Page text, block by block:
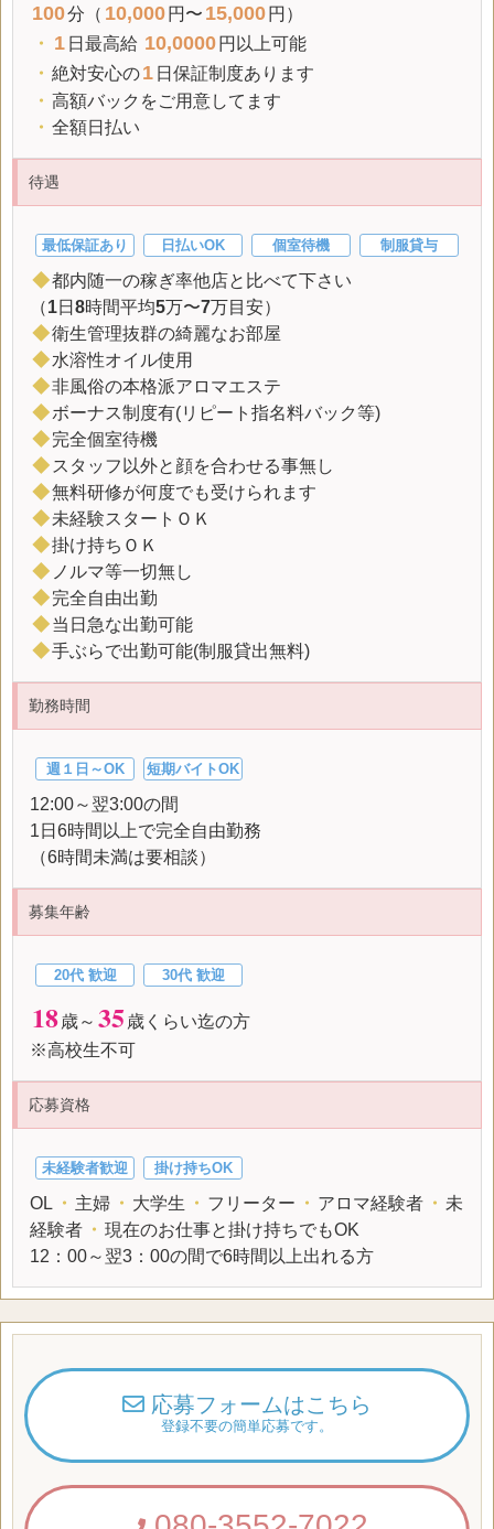
100分（ 10,000 円〜 15,000 円）
・
1 日最高給 10,0000 円以上可能
・ 絶対安心の1 日保証制度あります
・ 高額バックをご用意してます
・ 全額日払い
待遇
最低保証あり 日払いOK 個室待機 制服貸与
◆都内随一の稼ぎ率他店と比べて下さい
（1日 8時間平均5万〜7万目安）
◆衛生管理抜群の綺麗なお部屋
◆水溶性オイル使用
◆非風俗の本格派アロマエステ
◆ボーナス制度有(リピート指名料バック等)
◆完全個室待機
◆ スタッフ以外と顔を合わせる事無し
◆無料研修が何度でも受けられます
◆未経験スタートＯＫ
◆掛け持ちＯＫ
◆ ノルマ等一切無し
◆完全自由出勤
◆当日急な出勤可能
◆手ぶらで出勤可能(制服貸出無料)
勤務時間
週１日～OK 短期バイトOK
12:00～翌3:00の間
1日6時間以上で完全自由勤務
（6時間未満は要相談）
募集年齢
20代 歓迎 30代 歓迎
18歳～ 35 歳くらい迄の方
※高校生不可
応募資格
未経験者歓迎 掛け持ちOK
OL ・ 主婦 ・ 大学生 ・ フリーター ・ アロマ経験者 ・ 未
経験者 ・ 現在のお仕事と掛け持ちでもOK
12：00～翌3：00の間で6時間以上出れる方
応募フォームはこちら
登録不要の簡単応募です。